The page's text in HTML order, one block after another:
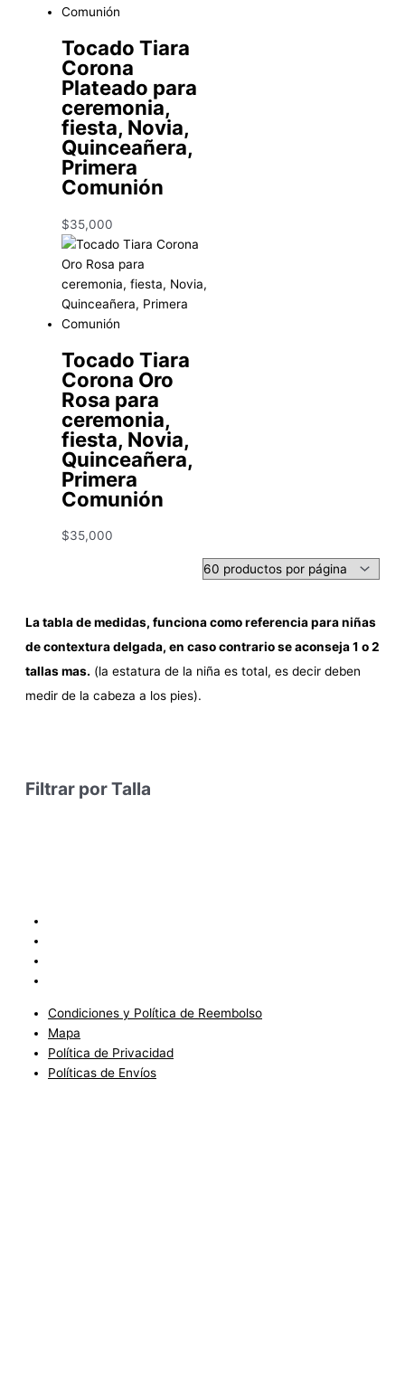
La tabla de medidas, funciona como referencia para niñas
de contextura delgada, en caso contrario se aconseja 1 o 2
tallas mas. (la estatura de la niña es total, es decir deben
medir de la cabeza a los pies).
Filtrar por Talla
Tocado Tiara
Corona
Plateado para
ceremonia,
fiesta, Novia,
Quinceañera,
Primera
Comunión
$35,000
Tocado Tiara
Corona Oro
Rosa para
ceremonia,
fiesta, Novia,
Quinceañera,
Primera
Comunión
$35,000
Condiciones y Política de Reembolso
Mapa
Política de Privacidad
Políticas de Envíos